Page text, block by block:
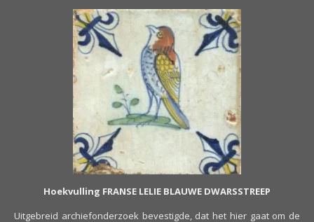
Hoekvulling FRANSE LELIE BLAUWE DWARSSTREEP
Uitgebreid archiefonderzoek bevestigde, dat het hier gaat om de